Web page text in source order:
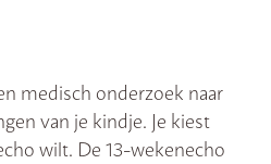
medisch onderzoek naar
van je kindje. Je kiest
wilt. De 13-wekenecho